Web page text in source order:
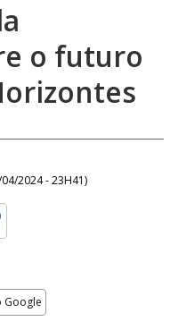
o futuro
2024 - 23H41)
Google